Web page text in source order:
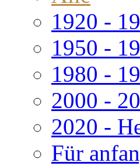
1920 -
1950 -
1980 -
2000 -
2020 -
Für